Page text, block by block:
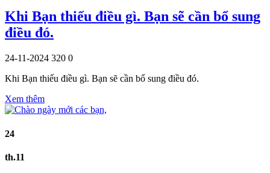
Khi Bạn thiếu điều gì. Bạn sẽ cần bổ sung
điều đó.
24-11-2024 320 0
Khi Bạn thiếu điều gì. Bạn sẽ cần bổ sung điều đó.
Xem thêm
24
th.11